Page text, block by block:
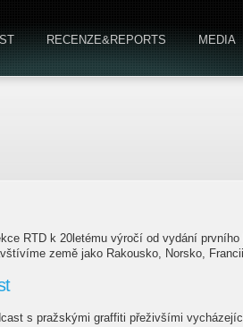
RECENZE&REPORTS MEDIA
RTD k 20letému výročí od vydání prvního
země jako Rakousko, Norsko,
s pražskými graffiti přeživšími